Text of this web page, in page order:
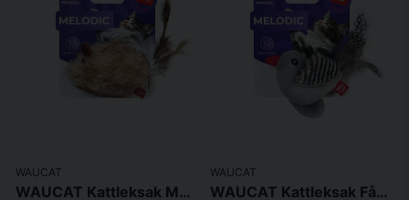
WAUCAT
WAUCAT Kattleksak Mus med Kattmynta Pip & Fjäder 13cm
WAUCAT
WAUCAT Kattleksak Fågel med Kattmynta Pip & Fjäder 13cm